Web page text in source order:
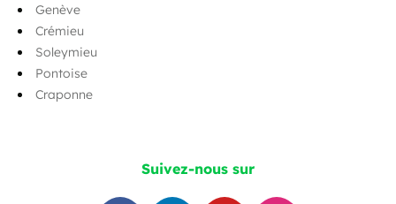
Genève
Crémieu
Soleymieu
Pontoise
Craponne
Suivez-nous sur